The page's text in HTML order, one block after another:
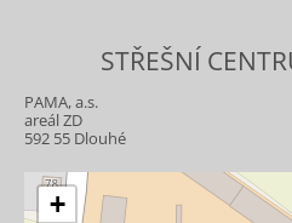
STŘEŠNÍ
PAMA, a.s.
areál ZD
592 55 Dlouhé
+